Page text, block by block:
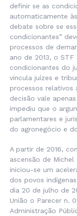
definir se as
automaticamente
debate sobre se
condicionantes”
processos de
ano de 2013, o
condicionantes do
vincula juízes e
processos relativos
decisão vale
impediu que o
parlamentares e
do agronegócio e
A partir de 2016,
ascensão de
iniciou-se um
dos povos
dia 20 de julho de
União o Parecer n.
Administração